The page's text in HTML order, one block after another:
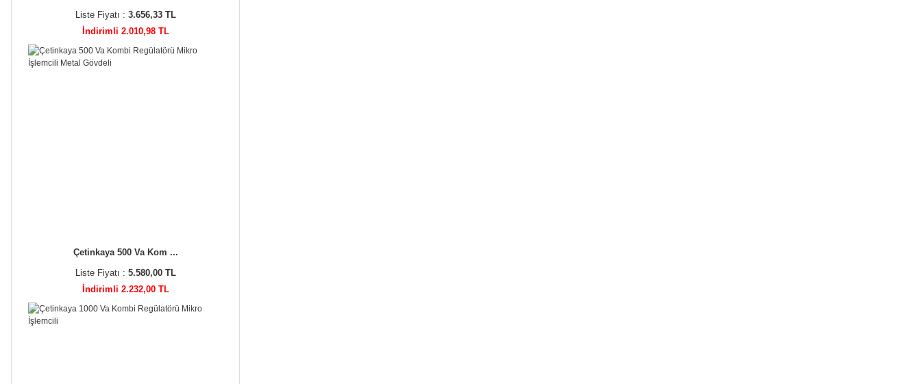
Liste Fiyatı : 3.656,33 TL
İndirimli 2.010,98 TL
Çetinkaya 500 Va Kom ...
Liste Fiyatı : 5.580,00 TL
İndirimli 2.232,00 TL